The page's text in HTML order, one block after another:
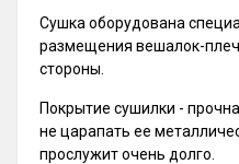
Сушка оборудована
размещения вешалок-
стороны.
Покрытие сушилки -
не царапать ее
прослужит очень долго.